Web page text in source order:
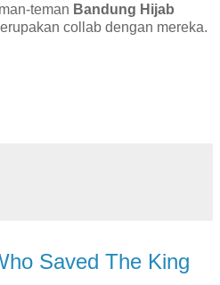
teman Bandung Hijab
collab dengan mereka.
Saved The King